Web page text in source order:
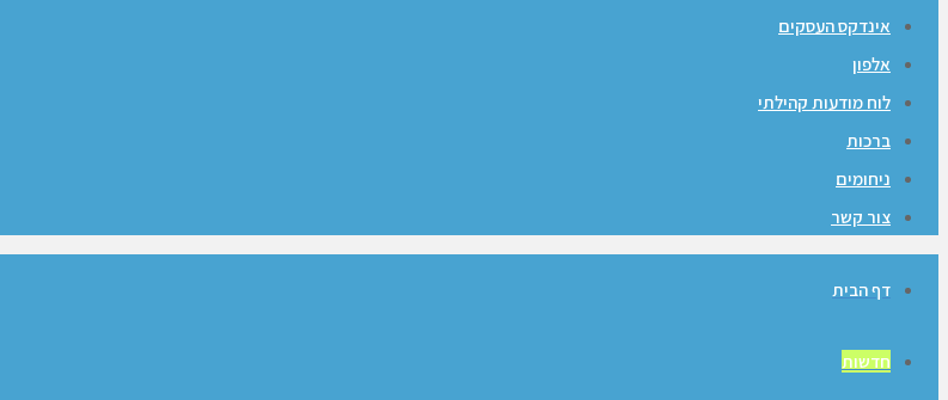
אינדקס העסקים
אלפון
לוח מודעות קהילתי
ברכות
ניחומים
צור קשר
דף הבית
חדשות